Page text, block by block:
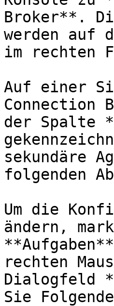
Broker**.
werden auf
im rechten
Auf einer
der Spalte
sekundäre
folgenden
Um die
ändern,
rechten
Dialogfeld
Sie